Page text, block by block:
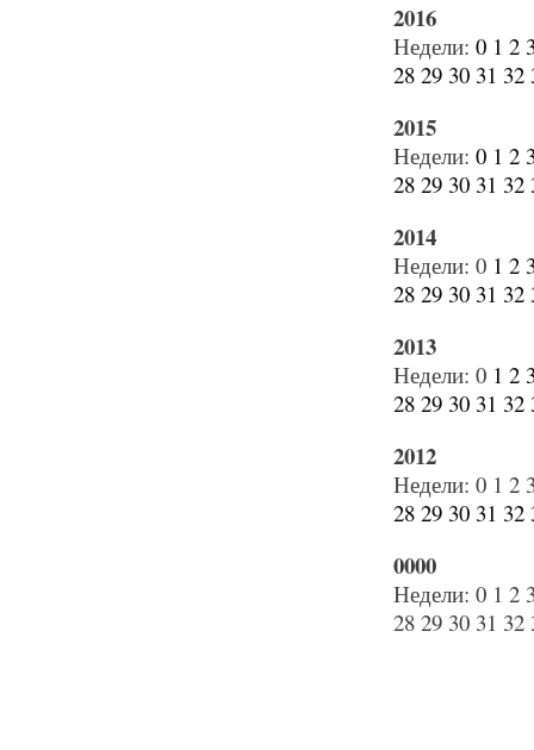
2016
Недели: 0 1 2
28 29 30 31 32
2015
Недели: 0 1 2
28 29 30 31 32
2014
Недели: 0 1 2
28 29 30 31 32
2013
Недели: 0 1 2
28 29 30 31 32
2012
Недели: 0 1 2
28 29 30 31 32
0000
Недели: 0 1 2
28 29 30 31 32